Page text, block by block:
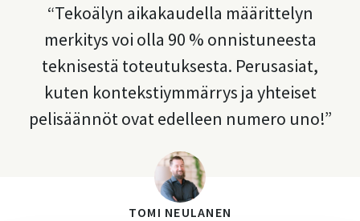
Tekoälyn aikakaudella määrittelyn
merkitys voi olla 90 % onnistuneesta
teknisestä toteutuksesta. Perusasiat,
kuten kontekstiymmärrys ja yhteiset
pelisäännöt ovat edelleen numero uno!
TOMI NEULANEN